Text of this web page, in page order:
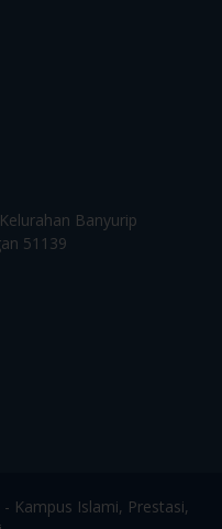
Banyurip
51139
Kampus Islami, Prestasi,